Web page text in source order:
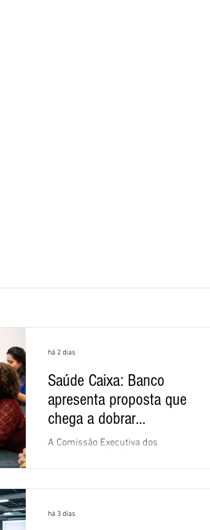
Saúde Caixa: Banco
apresenta proposta que
chega a dobrar
mensalidade
A Comissão Executiva dos
recusou a proposta apresentada pelo
banco para o custeio do Saúde Caixa,
rodada de negociações específicas da
há 2 dias
há 3 dias